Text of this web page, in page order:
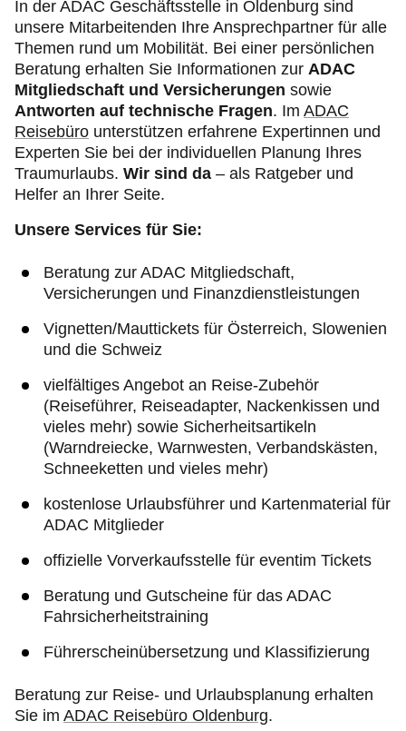
In der ADAC Geschäftsstelle in Oldenburg sind
unsere Mitarbeitenden Ihre Ansprechpartner für alle
Themen rund um Mobilität. Bei einer persönlichen
Beratung erhalten Sie Informationen zur ADAC
Mitgliedschaft und Versicherungen sowie
Antworten auf technische Fragen. Im ADAC
Reisebüro unterstützen erfahrene Expertinnen und
Experten Sie bei der individuellen Planung Ihres
Traumurlaubs. Wir sind da – als Ratgeber und
Helfer an Ihrer Seite.
Unsere Services für Sie:
Beratung zur ADAC Mitgliedschaft,
Versicherungen und Finanzdienstleistungen
Vignetten/Mauttickets für Österreich, Slowenien
und die Schweiz
vielfältiges Angebot an Reise-Zubehör
(Reiseführer, Reiseadapter, Nackenkissen und
vieles mehr) sowie Sicherheitsartikeln
(Warndreiecke, Warnwesten, Verbandskästen,
Schneeketten und vieles mehr)
kostenlose Urlaubsführer und Kartenmaterial für
ADAC Mitglieder
offizielle Vorverkaufsstelle für eventim Tickets
Beratung und Gutscheine für das ADAC
Fahrsicherheitstraining
Führerscheinübersetzung und Klassifizierung
Beratung zur Reise- und Urlaubsplanung erhalten
Sie im ADAC Reisebüro Oldenburg.